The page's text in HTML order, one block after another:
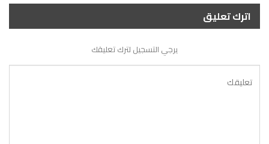
اترك تعليق
يرجي التسجيل لترك تعليقك